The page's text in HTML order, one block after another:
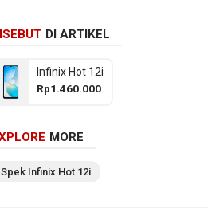
kunci Infinix Hot 12i.
DI ARTIKEL
Infinix Hot 12i
Rp1.460.000
MORE
Spek Infinix Hot 12i